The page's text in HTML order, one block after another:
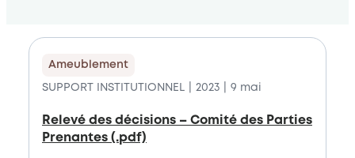
Ameublement
SUPPORT INSTITUTIONNEL 2023 9 mai
Relevé des décisions – Comité des Parties
Prenantes (.pdf)